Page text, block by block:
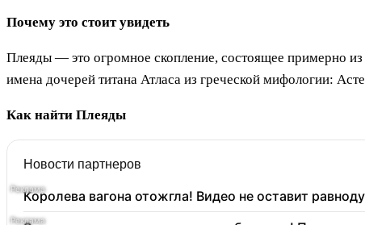
Почему это стоит увидеть
Плеяды — это огромное скопление, состоящее примерно из
имена дочерей титана Атласа из греческой мифологии:
Как найти Плеяды
Новости партнеров
Королева вагона отожгла! Видео не оставит